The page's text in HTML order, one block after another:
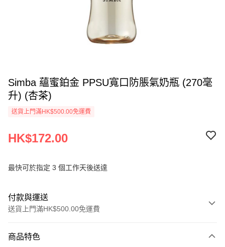
Simba 蘊蜜鉑金 PPSU寬口防脹氣奶瓶 (270毫
升) (杏茶)
送貨上門滿HK$500.00免運費
HK$172.00
最快可於指定 3 個工作天後送達
付款與運送
送貨上門滿HK$500.00免運費
信用卡
商品特色